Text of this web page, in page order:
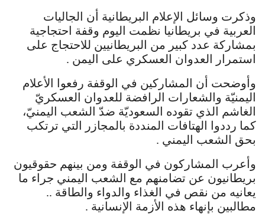
وذكرت وسائل الإعلام البريطانية أن الجاليات
العربية في بريطانيا نظمت اليوم وقفة احتجاجية
بمشاركة عدد كبير من البريطانيين للاحتجاج على
استمرار العدوان العسكري على اليمن .
وأوضحت أن المشاركين في الوقفة رفعوا الأعلام
اليمنيّة والشعارات الرافضة للعدوان العسكريّ
الغاشم الذي تقوده السعوديّة ضدّ الشعب اليمنيّ،
كما رددوا الهتافات المنددة بالمجازر التي ترتكب
بحق الشعب اليمني .
وأعرب المشاركون في الوقفة ومن بينهم حقوقيون
بريطانيون عن تضامنهم مع الشعب اليمني جراء ما
يعانيه من نقص في الغذاء والدواء والطاقة ..
مطالبين بإنهاء هذه الأزمة الإنسانية .